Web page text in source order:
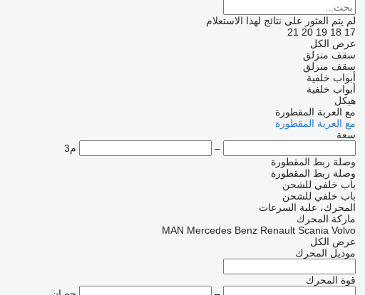
لم يتم العثور على نتائج لهذا الاستعلام
17
18
19
20
21
عرض الكل
سقف منزلق
سقف منزلق
أبواب خلفية
أبواب خلفية
هيكل
مع العربة المقطورة
مع العربة المقطورة
سعة
–
م3
وصلة ربط المقطورة
وصلة ربط المقطورة
باب خلفي للشحن
باب خلفي للشحن
المحرك، علبة السرعات
ماركة المحرك
MAN Mercedes Benz Renault Scania Volvo
عرض الكل
موديل المحرك
قوة المحرك